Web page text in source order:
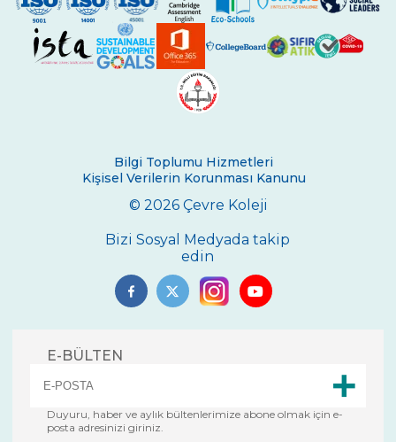
Bilgi Toplumu Hizmetleri
Kişisel Verilerin Korunması Kanunu
© 2026 Çevre Koleji
Bizi Sosyal Medyada takip
edin
E-BÜLTEN
Duyuru, haber ve aylık bültenlerimize abone olmak için e-
posta adresinizi giriniz.